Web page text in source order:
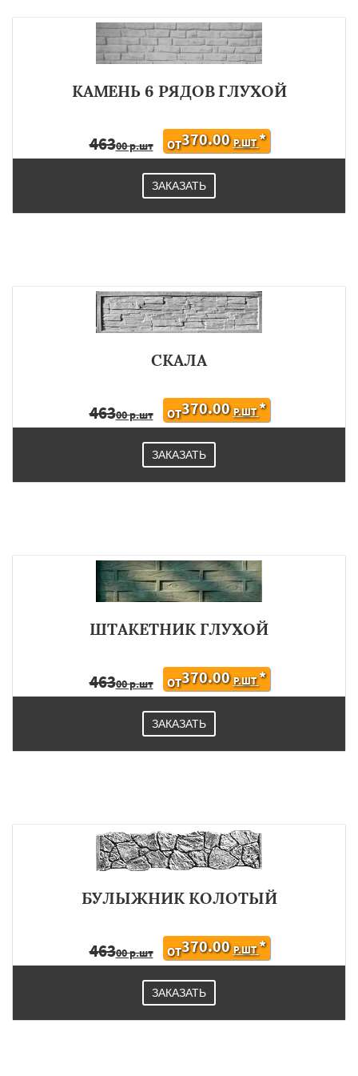
КАМЕНЬ 6 РЯДОВ ГЛУХОЙ
46300 р.шт ОТ370.00 Р.ШТ*
ЗАКАЗАТЬ
СКАЛА
46300 р.шт ОТ370.00 Р.ШТ*
ЗАКАЗАТЬ
ШТАКЕТНИК ГЛУХОЙ
46300 р.шт ОТ370.00 Р.ШТ*
ЗАКАЗАТЬ
БУЛЫЖНИК КОЛОТЫЙ
46300 р.шт ОТ370.00 Р.ШТ*
ЗАКАЗАТЬ